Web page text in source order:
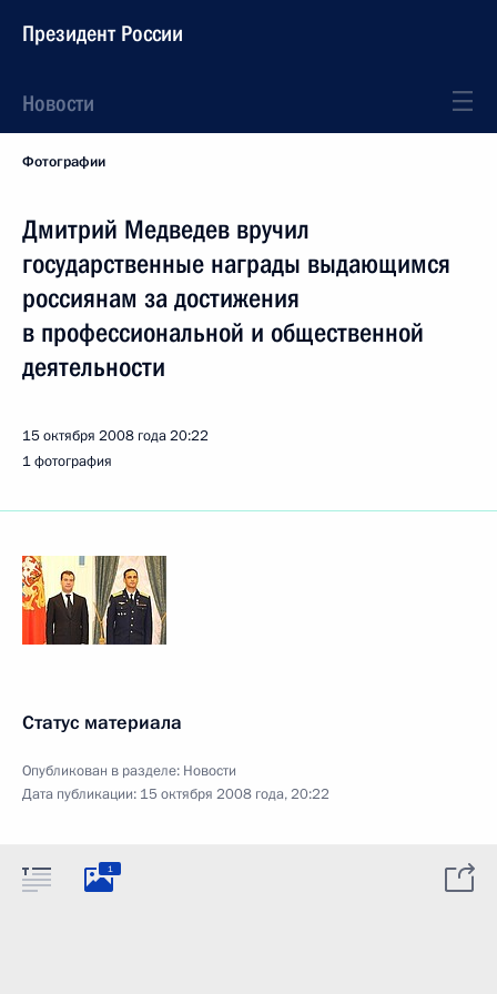
Президент России
Новости
Фотографии
Дмитрий Медведев вручил
государственные награды выдающимся
россиянам за достижения
в профессиональной и общественной
деятельности
15 октября 2008 года20:22
1 фотография
Статус материала
Опубликован в разделе: Новости
Дата публикации: 15 октября 2008 года, 20:22
1